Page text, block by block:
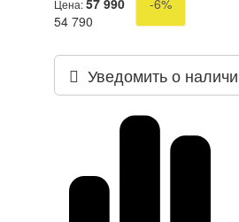
Цена:
54 790
Уведомить о